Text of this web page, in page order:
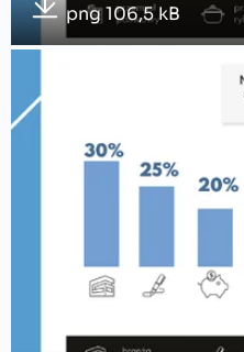
png 106,5 kB